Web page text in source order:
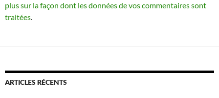
plus sur la façon dont les données de vos commentaires sont
traitées.
ARTICLES RÉCENTS